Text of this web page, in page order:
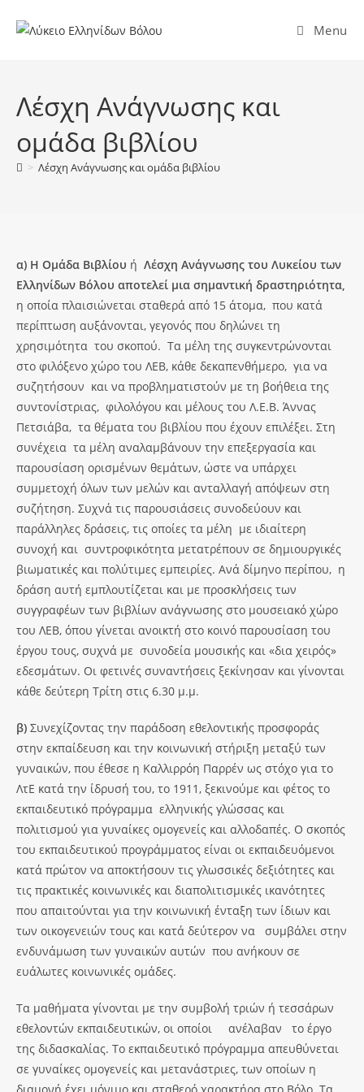
Menu
Λέσχη Ανάγνωσης και
ομάδα βιβλίου
> Λέσχη Ανάγνωσης και ομάδα βιβλίου
α) Η Ομάδα Βιβλίου ή Λέσχη Ανάγνωσης του Λυκείου των
Ελληνίδων Βόλου αποτελεί μια σημαντική δραστηριότητα,
η οποία πλαισιώνεται σταθερά από 15 άτομα, που κατά
περίπτωση αυξάνονται, γεγονός που δηλώνει τη
χρησιμότητα του σκοπού. Τα μέλη της συγκεντρώνονται
στο φιλόξενο χώρο του ΛΕΒ, κάθε δεκαπενθήμερο, για να
συζητήσουν και να προβληματιστούν με τη βοήθεια της
συντονίστριας, φιλολόγου και μέλους του Λ.Ε.Β. Άννας
Πετσιάβα, τα θέματα του βιβλίου που έχουν επιλέξει. Στη
συνέχεια τα μέλη αναλαμβάνουν την επεξεργασία και
παρουσίαση ορισμένων θεμάτων, ώστε να υπάρχει
συμμετοχή όλων των μελών και ανταλλαγή απόψεων στη
συζήτηση. Συχνά τις παρουσιάσεις συνοδεύουν και
παράλληλες δράσεις, τις οποίες τα μέλη με ιδιαίτερη
συνοχή και συντροφικότητα μετατρέπουν σε δημιουργικές
βιωματικές και πολύτιμες εμπειρίες. Ανά δίμηνο περίπου, η
δράση αυτή εμπλουτίζεται και με προσκλήσεις των
συγγραφέων των βιβλίων ανάγνωσης στο μουσειακό χώρο
του ΛΕΒ, όπου γίνεται ανοικτή στο κοινό παρουσίαση του
έργου τους, συχνά με συνοδεία μουσικής και «δια χειρός»
εδεσμάτων. Οι φετινές συναντήσεις ξεκίνησαν και γίνονται
κάθε δεύτερη Τρίτη στις 6.30 μ.μ.
β) Συνεχίζοντας την παράδοση εθελοντικής προσφοράς
στην εκπαίδευση και την κοινωνική στήριξη μεταξύ των
γυναικών, που έθεσε η Καλλιρρόη Παρρέν ως στόχο για το
ΛτΕ κατά την ίδρυσή του, το 1911, ξεκινούμε και φέτος το
εκπαιδευτικό πρόγραμμα ελληνικής γλώσσας και
πολιτισμού για γυναίκες ομογενείς και αλλοδαπές. Ο σκοπός
του εκπαιδευτικού προγράμματος είναι οι εκπαιδευόμενοι
κατά πρώτον να αποκτήσουν τις γλωσσικές δεξιότητες και
τις πρακτικές κοινωνικές και διαπολιτισμικές ικανότητες
που απαιτούνται για την κοινωνική ένταξη των ίδιων και
των οικογενειών τους και κατά δεύτερον να συμβάλει στην
ενδυνάμωση των γυναικών αυτών που ανήκουν σε
ευάλωτες κοινωνικές ομάδες.
Τα μαθήματα γίνονται με την συμβολή τριών ή τεσσάρων
εθελοντών εκπαιδευτικών, οι οποίοι ανέλαβαν το έργο
της διδασκαλίας. Το εκπαιδευτικό πρόγραμμα απευθύνεται
σε γυναίκες ομογενείς και μετανάστριες, των οποίων η